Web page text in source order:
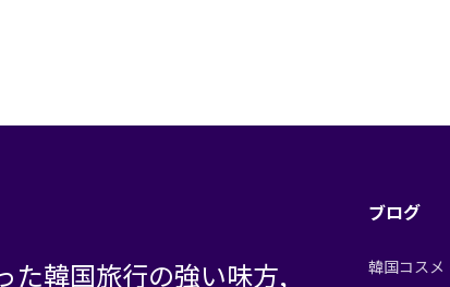
た韓国旅行の強い味方,
ブログ
韓国コスメ